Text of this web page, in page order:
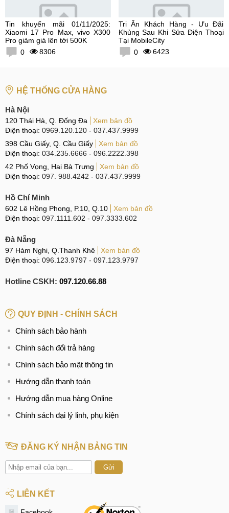
Tin khuyến mãi 01/11/2025:
Xiaomi 17 Pro Max, vivo X300
Pro giảm giá lên tới 500K
0
8306
Tri Ân Khách Hàng - Ưu Đãi
Khủng Sau Khi Sửa Điện Thoại
Tại MobileCity
0
6423
HỆ THỐNG CỬA HÀNG
Hà Nội
120 Thái Hà, Q. Đống Đa
Xem bản đồ
Điện thoại: 0969.120.120 - 037.437.9999
398 Cầu Giấy, Q. Cầu Giấy
Xem bản đồ
Điện thoại: 034.235.6666 - 096.2222.398
42 Phố Vọng, Hai Bà Trưng
Xem bản đồ
Điện thoại: 097. 988.4242 - 037.437.9999
Hồ Chí Minh
602 Lê Hồng Phong, P.10, Q.10
Xem bản đồ
Điện thoại: 097.1111.602 - 097.3333.602
Đà Nẵng
97 Hàm Nghi, Q.Thanh Khê
Xem bản đồ
Điện thoại: 096.123.9797 - 097.123.9797
Hotline CSKH: 097.120.66.88
QUY ĐỊNH - CHÍNH SÁCH
Chính sách bảo hành
Chính sách đổi trả hàng
Chính sách bảo mật thông tin
Hướng dẫn thanh toán
Hướng dẫn mua hàng Online
Chính sách đại lý linh, phụ kiện
ĐĂNG KÝ NHẬN BẢNG TIN
Gửi
LIÊN KẾT